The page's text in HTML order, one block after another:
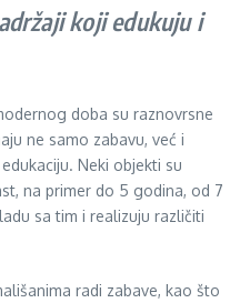
koji edukuju i
doba su raznovrsne
ne samo zabavu, već i
Neki objekti su
na primer do 5 godina, od 7
sa tim i realizuju različiti
radi zabave, kao što